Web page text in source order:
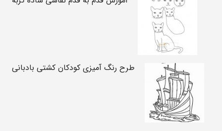
طرح رنگ آمیزی کودکان کشتی بادبانی